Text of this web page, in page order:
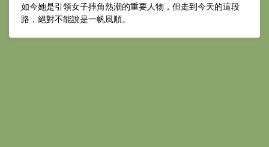
如今她是引領女子摔角熱潮的重要人物，但走到今天的這段
路，絕對不能說是一帆風順。